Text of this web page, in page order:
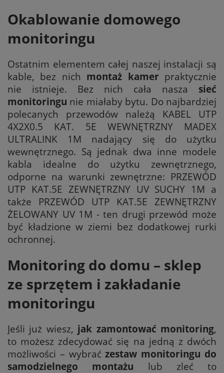
Okablowanie domowego
monitoringu
Ostatnim elementem całej naszej instalacji są
kable, bez nich montaż kamer praktycznie
nie istnieje. Bez nich cała nasza sieć
monitoringu nie miałaby bytu. Do najbardziej
polecanych przewodów należą KABEL UTP
4X2X0.5 KAT. 5E WEWNĘTRZNY MADEX
ULTRALINK 1M nadający się do użytku
wewnętrznego. Są jednak dwa inne modele
kabla idealne do użytku zewnętrznego,
odporne na warunki zewnętrzne: PRZEWÓD
UTP KAT.5E ZEWNĘTRZNY UV SUCHY 1M a
także PRZEWÓD UTP KAT.5E ZEWNĘTRZNY
ŻELOWANY UV 1M - ten drugi przewód może
być kładzione w ziemi bez dodatkowej rurki
ochronnej.
Monitoring do domu – sklep
ze sprzętem i zakładanie
monitoringu
Jeśli już wiesz, jak zamontować monitoring,
to możesz zdecydować się na jedną z dwóch
możliwości – wybraćzestaw monitoringu do
samodzielnego montażu lub zleć to